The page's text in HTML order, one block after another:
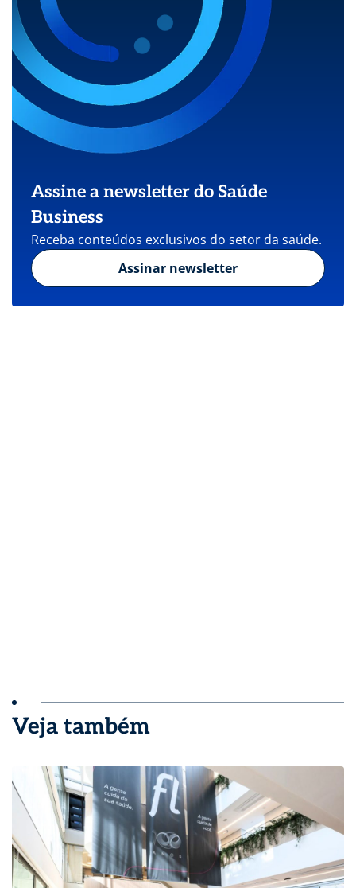
Assine a newsletter do Saúde
Business
Receba conteúdos exclusivos do setor da saúde.
Assinar newsletter
Veja também